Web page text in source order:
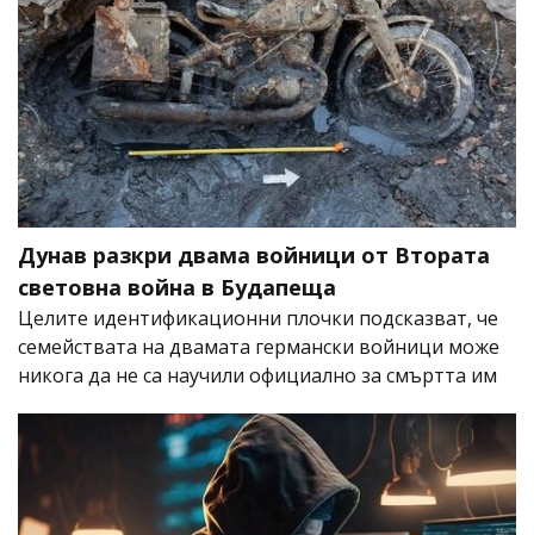
Дунав разкри двама войници от Втората
световна война в Будапеща
Целите идентификационни плочки подсказват, че
семействата на двамата германски войници може
никога да не са научили официално за смъртта им